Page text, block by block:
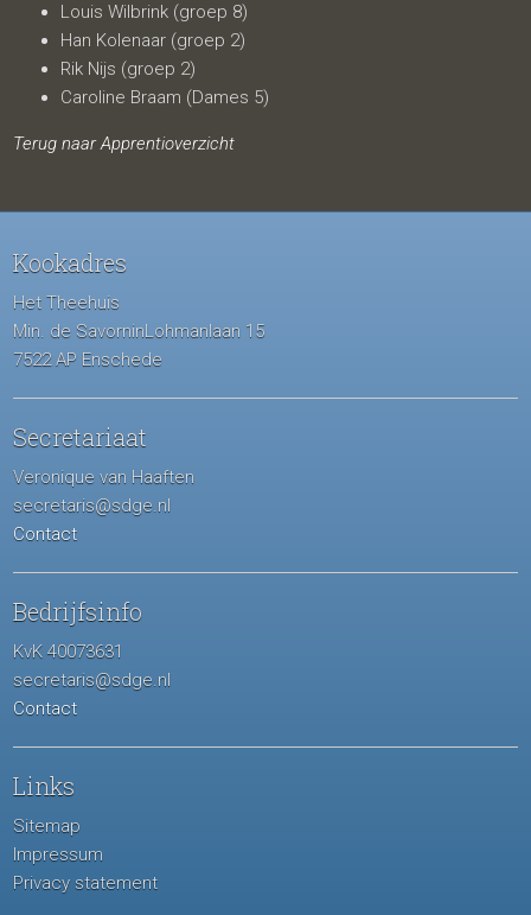
Louis Wilbrink (groep 8)
Han Kolenaar (groep 2)
Rik Nijs (groep 2)
Caroline Braam (Dames 5)
Terug naar Apprentioverzicht
Kookadres
Het Theehuis
Min. de SavorninLohmanlaan 15
7522 AP Enschede
Secretariaat
Veronique van Haaften
secretaris@sdge.nl
Contact
Bedrijfsinfo
KvK 40073631
secretaris@sdge.nl
Contact
Links
Sitemap
Impressum
Privacy statement